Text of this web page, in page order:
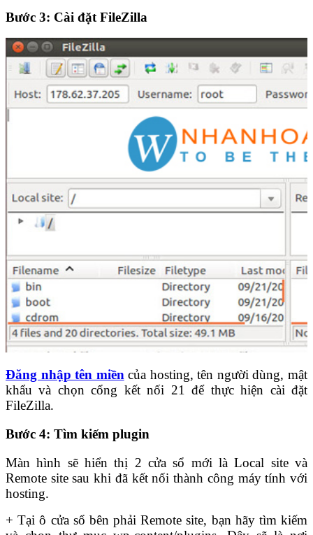
Bước 3: Cài đặt FileZilla
Đăng nhập tên miềncủa hosting, tên người dùng, mật
khẩu và chọn cổng kết nối 21 để thực hiện cài đặt
FileZilla.
Bước 4: Tìm kiếm plugin
Màn hình sẽ hiển thị 2 cửa sổ mới là Local site và
Remote site sau khi đã kết nối thành công máy tính với
hosting.
+ Tại ô cửa sổ bên phảiRemote site, bạn hãy tìm kiếm